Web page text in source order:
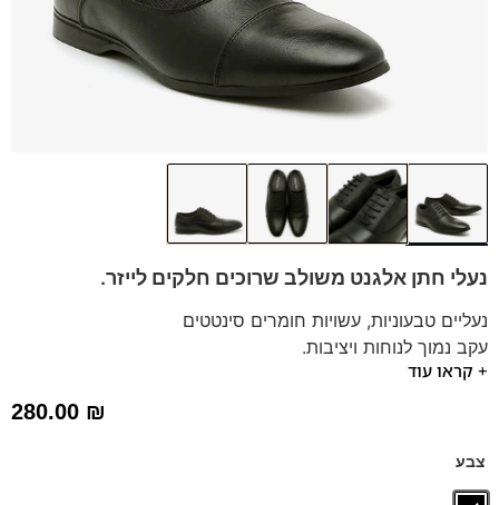
נעלי חתן אלגנט משולב שרוכים חלקים לייזר.
נעליים טבעוניות, עשויות חומרים סינטטים
עקב נמוך לנוחות ויציבות.
+ קראו עוד
280.00 ₪
צבע